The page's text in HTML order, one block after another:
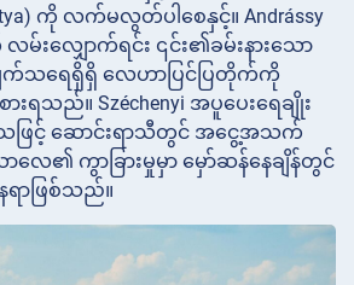
ကို လက်မလွတ်ပါစေနှင့်။ Andrássy
မ်းလျှောက်ရင်း ၎င်း၏ခမ်းနားသော
ကျက်သရေရှိရှိ လေဟာပြင်ပြတိုက်ကို
ရသည်။ Széchenyi အပူပေးရေချိုး
ဖြင့် ဆောင်းရာသီတွင် အငွေ့အသက်
လေ၏ ကွာခြားမှုမှာ မှော်ဆန်နေချိန်တွင်
ာဖြစ်သည်။